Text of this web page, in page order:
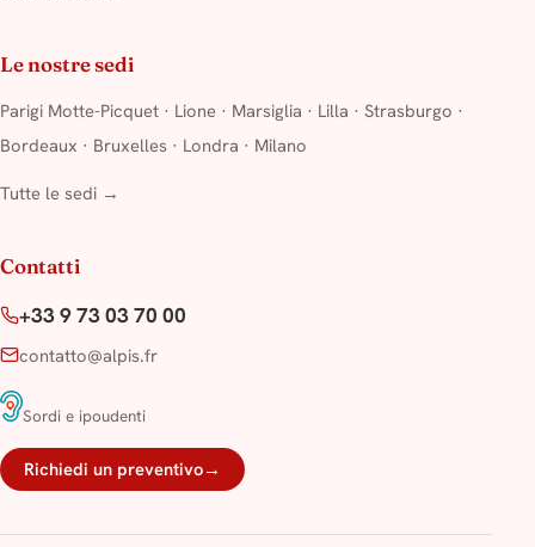
Le nostre sedi
Parigi Motte-Picquet · Lione · Marsiglia · Lilla · Strasburgo ·
Bordeaux · Bruxelles · Londra · Milano
Tutte le sedi →
Contatti
+33 9 73 03 70 00
contatto@alpis.fr
Sordi e ipoudenti
Richiedi un preventivo→